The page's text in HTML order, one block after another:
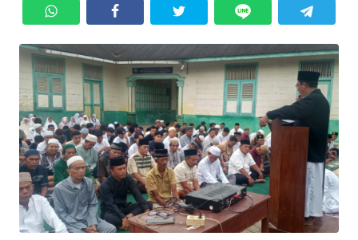
OPINI
Informasi
INDEKS
BERITA
KONTAK
KAMI
INFO
IKLAN